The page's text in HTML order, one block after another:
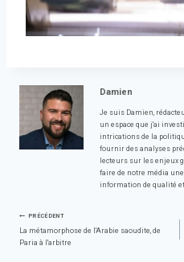
Damien
Je suis Damien,
un espace que j'ai
intrications de la
fournir des analyses
lecteurs sur les enjeux
faire de notre média
information de qualité
Navigation
PRÉCÉDENT
La métamorphose de l'Arabie saoudite, de
Paria à l'arbitre